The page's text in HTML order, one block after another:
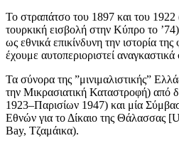
Το στραπάτσο του 1897 και του 1922
τουρκική εισβολή στην Κύπρο το
ως εθνικά επικίνδυνη την ιστορία της
έχουμε αυτοπεριοριστεί
Τα σύνορα της ”μινιμαλιστικής”
την Μικρασιατική Καταστροφή) από
1923–Παρισίων 1947) και μία
Εθνών για το Δίκαιο της Θάλασσας
Bay, Τζαμάικα).